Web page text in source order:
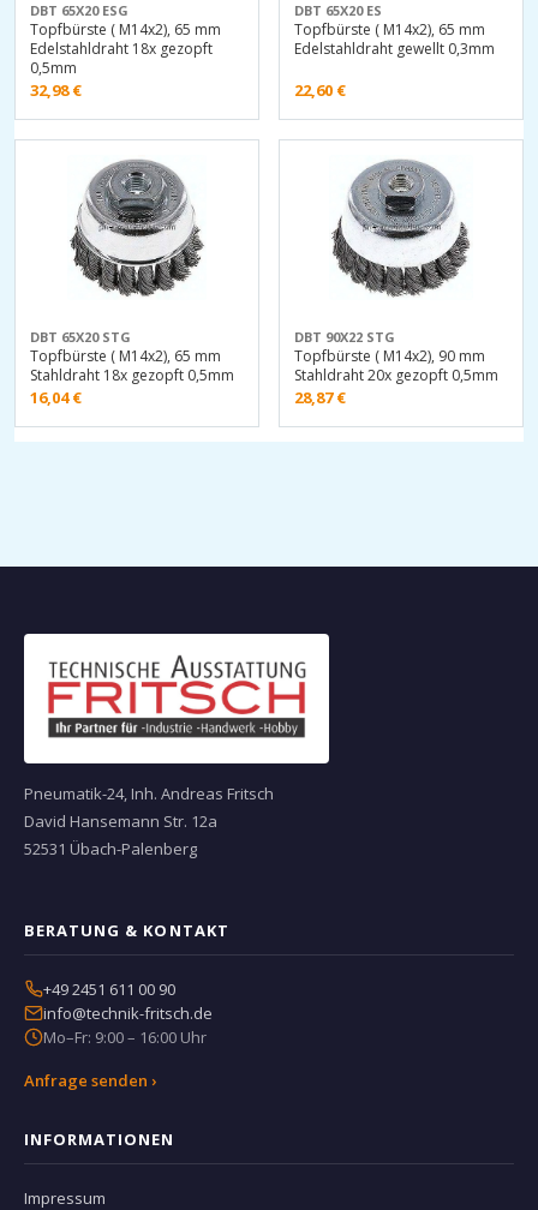
DBT 65X20 ESG
Topfbürste ( M14x2), 65 mm
Edelstahldraht 18x gezopft
0,5mm
32,98€
DBT 65X20 ES
Topfbürste ( M14x2), 65 mm
Edelstahldraht gewellt 0,3mm
22,60 €
DBT 65X20 STG
Topfbürste ( M14x2), 65 mm
Stahldraht 18x gezopft 0,5mm
16,04€
DBT 90X22 STG
Topfbürste ( M14x2), 90 mm
Stahldraht 20x gezopft 0,5mm
28,87€
Pneumatik-24, Inh. Andreas Fritsch
David Hansemann Str. 12a
52531 Übach-Palenberg
BERATUNG & KONTAKT
+49 2451 611 00 90
info@technik-fritsch.de
Mo–Fr: 9:00 – 16:00 Uhr
Anfrage senden ›
INFORMATIONEN
Impressum